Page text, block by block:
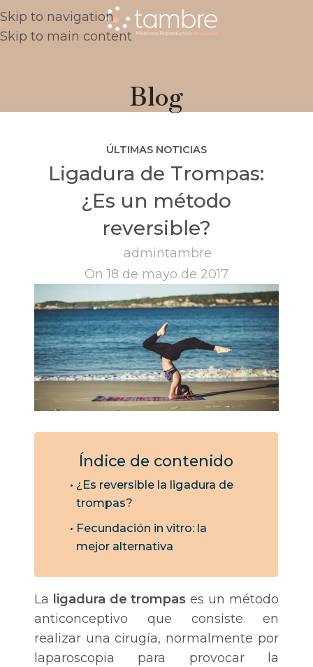
Skip to navigation
Skip to main content
Blog
ÚLTIMAS NOTICIAS
Ligadura de Trompas:
¿Es un método
reversible?
admintambre
On 18 de mayo de 2017
Índice de contenido
¿Es reversible la ligadura de
trompas?
Fecundación in vitro: la
mejor alternativa
La ligadura de trompas es un método
anticonceptivo que consiste en
realizar una cirugía, normalmente por
laparoscopia para provocar la